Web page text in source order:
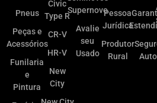
Pneus
Peças e
Acessórios
Funilaria
e
Pintura
Civic
Type R
CR-V
HR-V
New
City
Supernovo
Avalie
seu
Usado
Pessoa
Jurídica
Produtor
Rural
Auto